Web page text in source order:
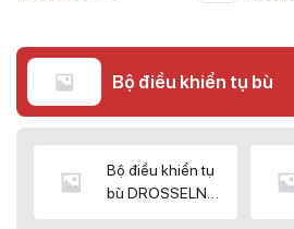
Bộ điều khiển tụ bù
Bộ điều khiển tụ
bù DROSSELN